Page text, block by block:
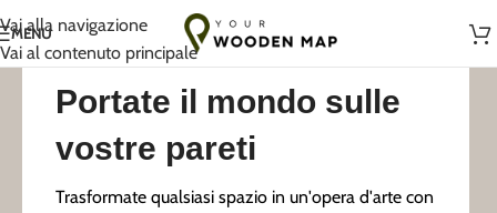
Vai alla navigazione
Vai al contenuto principale
Fatto a mano con amore in Lituania
MENU
Portate il mondo sulle
vostre pareti
Trasformate qualsiasi spazio in un'opera d'arte con